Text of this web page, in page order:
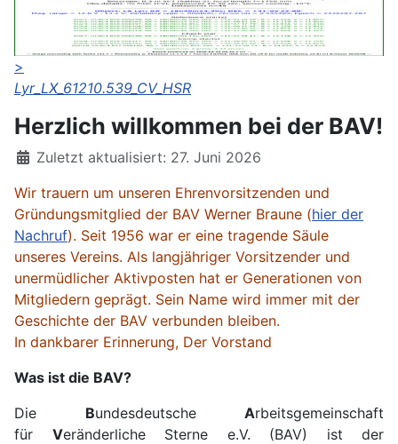
>
Lyr_LX_61210.539_CV_HSR
Herzlich willkommen bei der BAV!
DetailsZuletzt aktualisiert: 27. Juni 2026
Wir trauern um unseren Ehrenvorsitzenden und
Gründungsmitglied der BAV Werner Braune (hier der
Nachruf). Seit 1956 war er eine tragende Säule
unseres Vereins. Als langjähriger Vorsitzender und
unermüdlicher Aktivposten hat er Generationen von
Mitgliedern geprägt. Sein Name wird immer mit der
Geschichte der BAV verbunden bleiben.
In dankbarer Erinnerung, Der Vorstand
Was ist die BAV?
Die Bundesdeutsche Arbeitsgemeinschaft
für Veränderliche Sterne e.V. (BAV) ist der